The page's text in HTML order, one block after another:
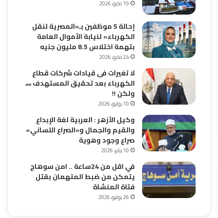
19 مايو، 2026
إحالة 5 موظفين بـ«المصرية لنقل
الكهرباء» لنيابة الأموال العامة
بتهمة اختلاس 8.5 مليون جنيه
24 مايو، 2026
لا تغيرات فى قيادات شركات قطاع
الكهرباء بعد تحقيق المستهدف ،،،،
ولكن !!
10 يوليو، 2026
وكيل الأزهر : العربية لغة الإبداع
والقيم والجمال و«الصراع اللساني»
صراع وجود وهوية
10 يناير، 2026
في اقل من 24ساعة .. امن سوهاج
يتمكن من ضبط المتهمان بقتل
فتاة المنشاة
26 يوليو، 2026